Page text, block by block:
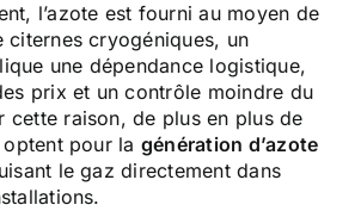
l’azote est fourni au moyen de
citernes cryogéniques, un
une dépendance logistique,
prix et un contrôle moindre du
cette raison, de plus en plus de
pour la génération d’azote
le gaz directement dans